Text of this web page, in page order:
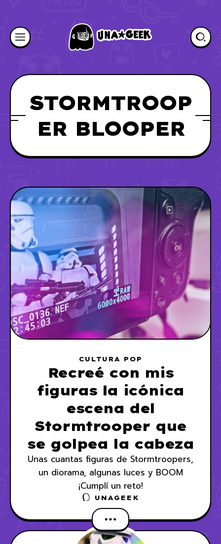
STORMTROOP
ER BLOOPER
CULTURA POP
Recreé con mis
figuras la icónica
escena del
Stormtrooper que
se golpea la cabeza
Unas cuantas figuras de Stormtroopers,
un diorama, algunas luces y BOOM
¡Cumplí un reto!
UNAGEEK